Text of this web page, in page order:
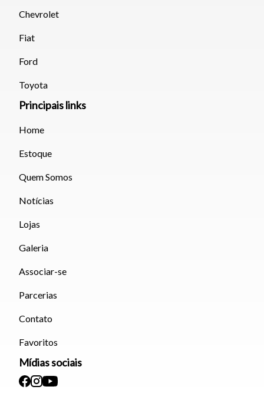
Chevrolet
Fiat
Ford
Toyota
Principais links
Home
Estoque
Quem Somos
Notícias
Lojas
Galeria
Associar-se
Parcerias
Contato
Favoritos
Mídias sociais